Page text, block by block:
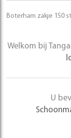
Boterham zakje 150
Welkom bij
U